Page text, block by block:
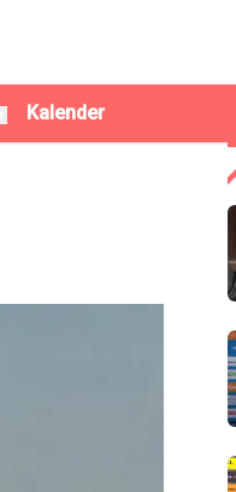
Kalender